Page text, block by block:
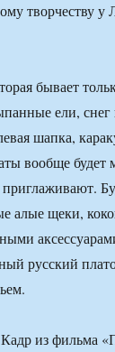
творчеству
бывает
ели,
шапка,
вообще будет
алые щеки,
русский
из фильма